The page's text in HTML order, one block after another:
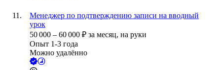
Менеджер по подтверждению записи на вводный
урок
50 000 – 60 000 ₽ за месяц, на руки
Опыт 1-3 года
Можно удалённо